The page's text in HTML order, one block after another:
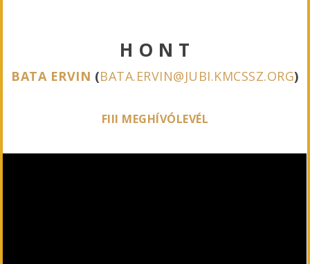
H O N T
BATA ERVIN (BATA.ERVIN@JUBI.KMCSSZ.ORG)
FIII MEGHÍVÓLEVÉL